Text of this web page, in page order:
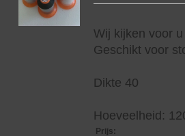
Wij kijken voor
Geschikt voor
Dikte 40
Hoeveelheid:
Prijs: